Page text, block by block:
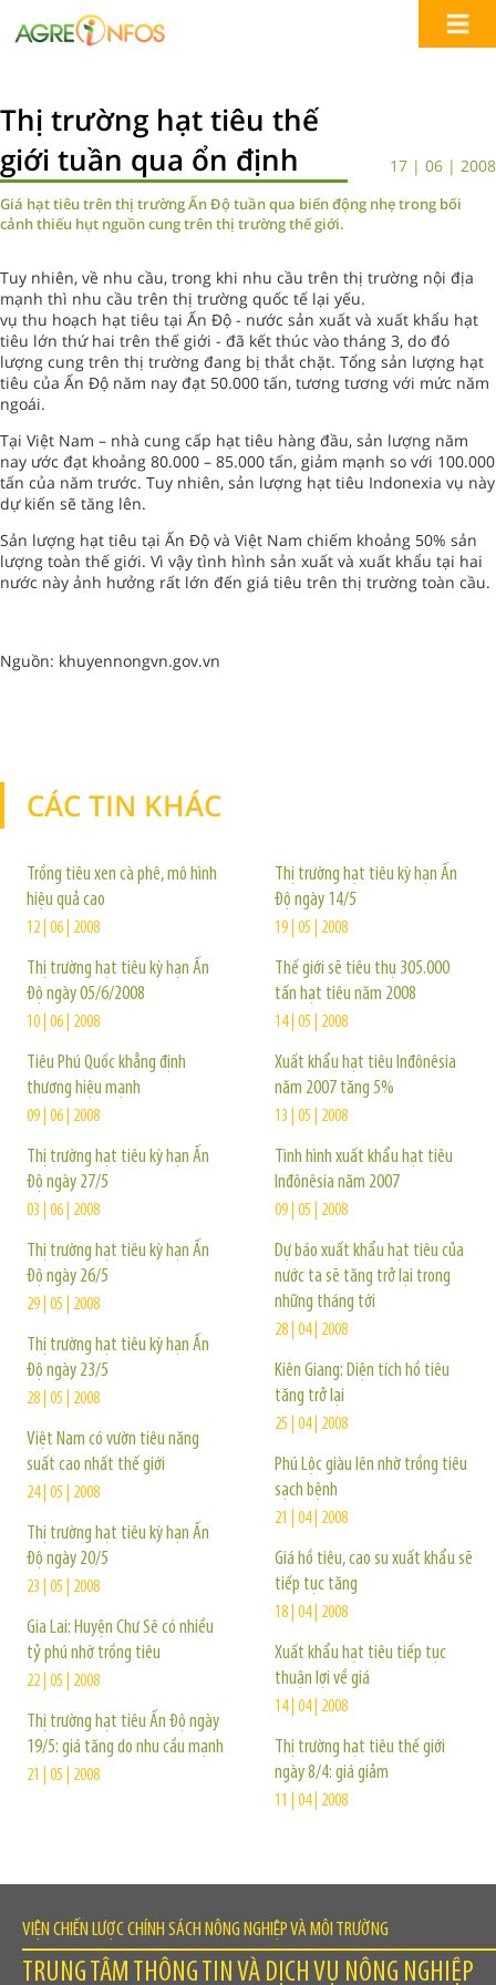
Thị trường hạt tiêu thế
giới tuần qua ổn định
17 | 06 | 2008
Giá hạt tiêu trên thị trường Ấn Độ tuần qua biến động nhẹ trong bối
cảnh thiếu hụt nguồn cung trên thị trường thế giới.
Tuy nhiên, về nhu cầu, trong khi nhu cầu trên thị trường nội địa
mạnh thì nhu cầu trên thị trường quốc tế lại yếu.
vụ thu hoạch hạt tiêu tại Ấn Độ - nước sản xuất và xuất khẩu hạt
tiêu lớn thứ hai trên thế giới - đã kết thúc vào tháng 3, do đó
lượng cung trên thị trường đang bị thắt chặt. Tổng sản lượng hạt
tiêu của Ấn Độ năm nay đạt 50.000 tấn, tương tương với mức năm
ngoái.
Tại Việt Nam – nhà cung cấp hạt tiêu hàng đầu, sản lượng năm
nay ước đạt khoảng 80.000 – 85.000 tấn, giảm mạnh so với 100.000
tấn của năm trước. Tuy nhiên, sản lượng hạt tiêu Indonexia vụ này
dự kiến sẽ tăng lên.
Sản lượng hạt tiêu tại Ấn Độ và Việt Nam chiếm khoảng 50% sản
lượng toàn thế giới. Vì vậy tình hình sản xuất và xuất khẩu tại hai
nước này ảnh hưởng rất lớn đến giá tiêu trên thị trường toàn cầu.
Nguồn: khuyennongvn.gov.vn
CÁC TIN KHÁC
Trồng tiêu xen cà phê, mô hình
hiệu quả cao
12 | 06 | 2008
Thị trường hạt tiêu kỳ hạn Ấn
Độ ngày 05/6/2008
10 | 06 | 2008
Tiêu Phú Quốc khẳng định
thương hiệu mạnh
09 | 06 | 2008
Thị trường hạt tiêu kỳ hạn Ấn
Độ ngày 27/5
03 | 06 | 2008
Thị trường hạt tiêu kỳ hạn Ấn
Độ ngày 26/5
29 | 05 | 2008
Thị trường hạt tiêu kỳ hạn Ấn
Độ ngày 23/5
28 | 05 | 2008
Việt Nam có vườn tiêu năng
suất cao nhất thế giới
24 | 05 | 2008
Thị trường hạt tiêu kỳ hạn Ấn
Độ ngày 20/5
23 | 05 | 2008
Gia Lai: Huyện Chư Sê có nhiều
tỷ phú nhờ trồng tiêu
22 | 05 | 2008
Thị trường hạt tiêu Ấn Độ ngày
19/5: giá tăng do nhu cầu mạnh
21 | 05 | 2008
Thị trường hạt tiêu kỳ hạn Ấn
Độ ngày 14/5
19 | 05 | 2008
Thế giới sẽ tiêu thụ 305.000
tấn hạt tiêu năm 2008
14 | 05 | 2008
Xuất khẩu hạt tiêu Inđônêsia
năm 2007 tăng 5%
13 | 05 | 2008
Tình hình xuất khẩu hạt tiêu
Inđônêsia năm 2007
09 | 05 | 2008
Dự báo xuất khẩu hạt tiêu của
nước ta sẽ tăng trở lại trong
những tháng tới
28 | 04 | 2008
Kiên Giang: Diện tích hồ tiêu
tăng trở lại
25 | 04 | 2008
Phú Lộc giàu lên nhờ trồng tiêu
sạch bệnh
21 | 04 | 2008
Giá hồ tiêu, cao su xuất khẩu sẽ
tiếp tục tăng
18 | 04 | 2008
Xuất khẩu hạt tiêu tiếp tục
thuận lợi về giá
14 | 04 | 2008
Thị trường hạt tiêu thế giới
ngày 8/4: giá giảm
11 | 04 | 2008
VIỆN CHIẾN LƯỢC CHÍNH SÁCH NÔNG NGHIỆP VÀ MÔI TRƯỜNG
TRUNG TÂM THÔNG TIN VÀ DỊCH VỤ NÔNG NGHIỆP